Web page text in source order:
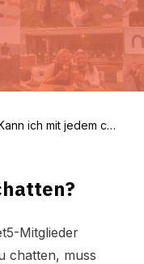
ich mit jedem ch
Mitglieder
chatten, muss